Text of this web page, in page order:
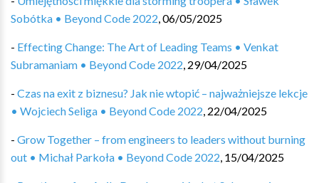
Sobótka • Beyond Code 2022,06/05/2025
- Effecting Change: The Art of Leading Teams • Venkat
Subramaniam • Beyond Code 2022, 29/04/2025
- Czas na exit z biznesu? Jak nie wtopić – najważniejsze lekcje
• Wojciech Seliga • Beyond Code 2022, 22/04/2025
- Grow Together – from engineers to leaders without burning
out • Michał Parkoła • Beyond Code 2022, 15/04/2025